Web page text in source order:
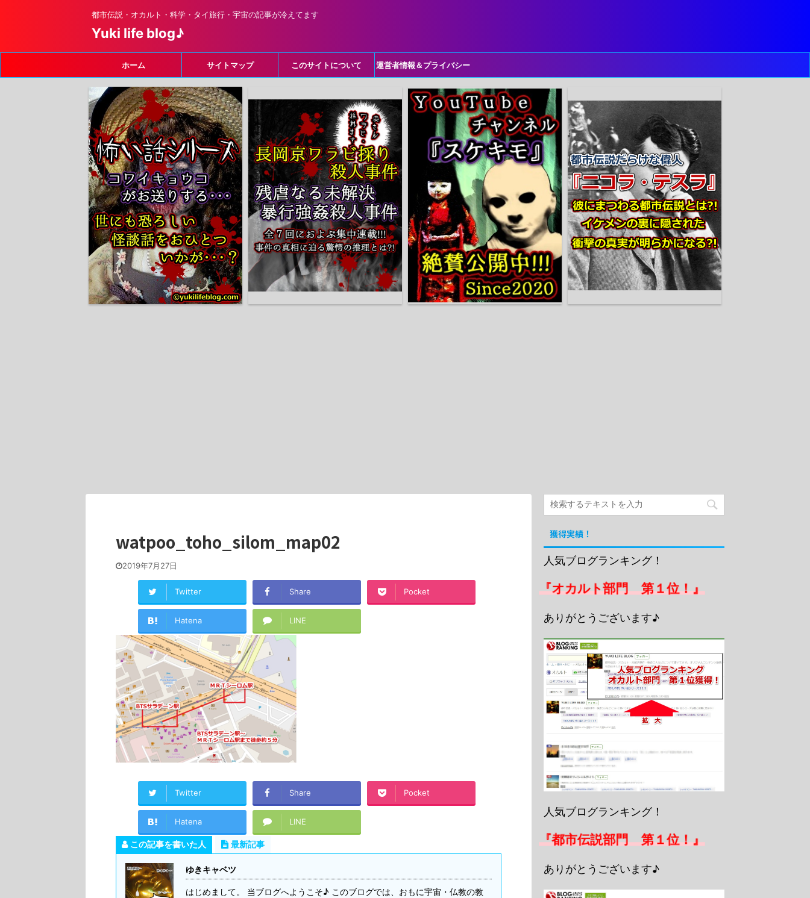
都市伝説・オカルト・科学・タイ旅行・宇宙の記事が冷えてます
Yuki life blog♪
ホーム サイトマップ このサイトについて 運営者情報＆プライバシー
ポリシー
watpoo_toho_silom_map02
2019年7月27日
Twitter Share Pocket
Hatena LINE
Twitter Share Pocket
Hatena LINE
この記事を書いた人 最新記事
ゆきキャベツ
はじめまして。 当ブログへようこそ♪ このブログでは、おもに宇宙・仏教の教
獲得実績！
人気ブログランキング！
『オカルト部門 第１位！』
ありがとうございます♪
人気ブログランキング！
『都市伝説部門 第１位！』
ありがとうございます♪